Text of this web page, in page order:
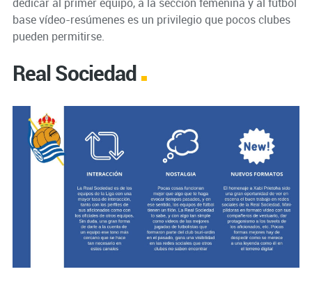
base vídeo-resúmenes es un privilegio que pocos clubes
pueden permitirse.
Real Sociedad